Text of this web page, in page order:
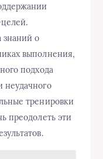
знаний о
выполнения,
подхода
неудачного
тренировки
преодолеть эти